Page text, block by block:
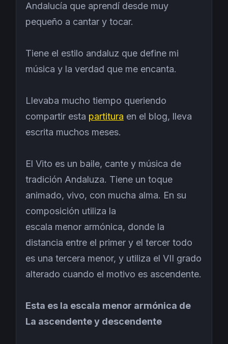
Andalucía que aprendí desde muy
pequeño a cantar y tocar.
Tiene el estilo andaluz que define mi
música y la verdad que me encanta.
Llevaba mucho tiempo queriendo
compartir esta partitura en el blog, lleva
escrita muchos meses.
El Vito es un baile, cante y música de
tradición Andaluza. Tiene un toque
animado, vivo, con mucha alma. En su
composición utiliza la
escala menor armónica, donde la
distancia entre el primer y el tercer todo
es una tercera menor, y utiliza el VII grado
alterado cuando el motivo es ascendente.
Esta es la escala menor armónica de
La ascendente y descendente